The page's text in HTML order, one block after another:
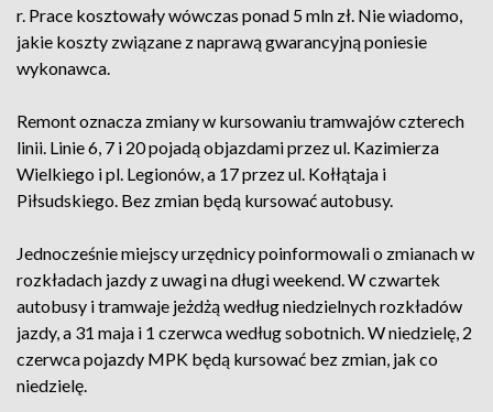
r. Prace kosztowały wówczas ponad 5 mln zł. Nie wiadomo,
jakie koszty związane z naprawą gwarancyjną poniesie
wykonawca.
Remont oznacza zmiany w kursowaniu tramwajów czterech
linii. Linie 6, 7 i 20 pojadą objazdami przez ul. Kazimierza
Wielkiego i pl. Legionów, a 17 przez ul. Kołłątaja i
Piłsudskiego. Bez zmian będą kursować autobusy.
Jednocześnie miejscy urzędnicy poinformowali o zmianach w
rozkładach jazdy z uwagi na długi weekend. W czwartek
autobusy i tramwaje jeżdżą według niedzielnych rozkładów
jazdy, a 31 maja i 1 czerwca według sobotnich. W niedzielę, 2
czerwca pojazdy MPK będą kursować bez zmian, jak co
niedzielę.